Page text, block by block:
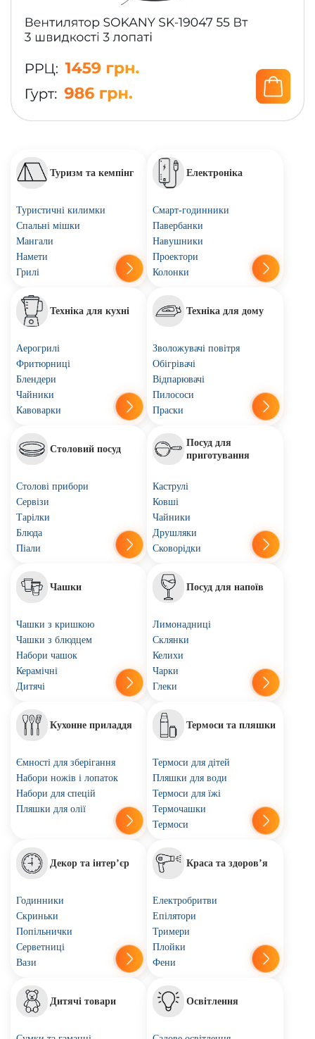
Туризм та кемпінг
Туристичні килимки
Спальні мішки
Мангали
Намети
Грилі
Електроніка
Смарт-годинники
Павербанки
Навушники
Проектори
Колонки
Техніка для кухні
Аерогрилі
Фритюрниці
Блендери
Чайники
Кавоварки
Техніка для дому
Зволожувачі повітря
Обігрівачі
Відпарювачі
Пилососи
Праски
Столовий посуд
Столові прибори
Сервізи
Тарілки
Блюда
Піали
Посуд для
приготування
Каструлі
Ковші
Чайники
Друшляки
Сковорідки
Чашки
Чашки з кришкою
Чашки з блюдцем
Набори чашок
Керамічні
Дитячі
Посуд для напоїв
Лимонадниці
Склянки
Келихи
Чарки
Глеки
Кухонне приладдя
Ємності для зберігання
Набори ножів і лопаток
Набори для спецій
Пляшки для олії
Термоси та пляшки
Термоси для дітей
Пляшки для води
Термоси для їжі
Термочашки
Термоси
Декор та інтер’єр
Годинники
Скриньки
Попільнички
Серветниці
Вази
Краса та здоров’я
Електробритви
Епілятори
Тримери
Плойки
Фени
Дитячі товари Освітлення